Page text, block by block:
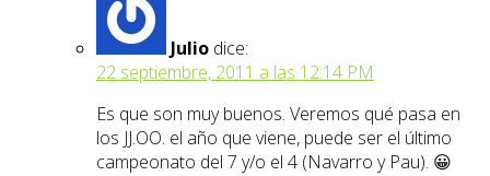
Julio dice:
22 septiembre, 2011 a las 12:14 PM
Es que son muy buenos. Veremos qué pasa en
los JJ.OO. el año que viene, puede ser el último
campeonato del 7 y/o el 4 (Navarro y Pau). 😀